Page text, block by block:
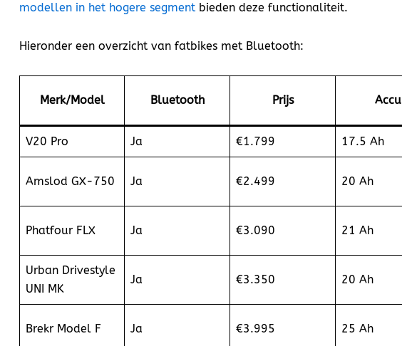
modellen in het hogere segment bieden deze functionaliteit.
Hieronder een overzicht van fatbikes met Bluetooth:
Merk/Model Bluetooth Prijs Accu
V20 Pro Ja €1.799 17.5 Ah
Amslod GX-750 Ja €2.499 20 Ah
Phatfour FLX Ja €3.090 21 Ah
Urban Drivestyle
UNI MK
Ja €3.350 20 Ah
Brekr Model F Ja €3.995 25 Ah